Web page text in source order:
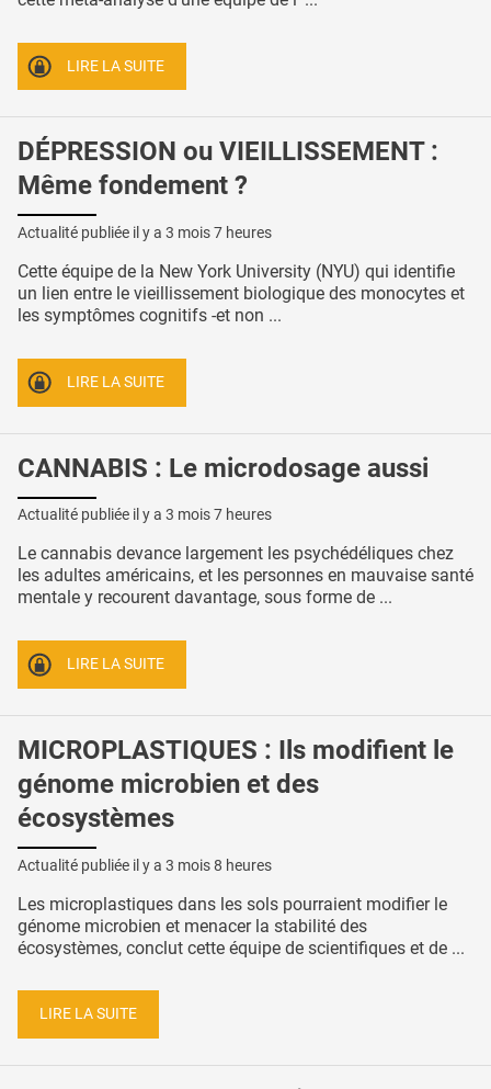
LIRE LA SUITE
DÉPRESSION ou VIEILLISSEMENT :
Même fondement ?
Actualité publiée il y a 3 mois 7 heures
Cette équipe de la New York University (NYU) qui identifie
un lien entre le vieillissement biologique des monocytes et
les symptômes cognitifs -et non ...
LIRE LA SUITE
CANNABIS : Le microdosage aussi
Actualité publiée il y a 3 mois 7 heures
Le cannabis devance largement les psychédéliques chez
les adultes américains, et les personnes en mauvaise santé
mentale y recourent davantage, sous forme de ...
LIRE LA SUITE
MICROPLASTIQUES : Ils modifient le
génome microbien et des
écosystèmes
Actualité publiée il y a 3 mois 8 heures
Les microplastiques dans les sols pourraient modifier le
génome microbien et menacer la stabilité des
écosystèmes, conclut cette équipe de scientifiques et de ...
LIRE LA SUITE